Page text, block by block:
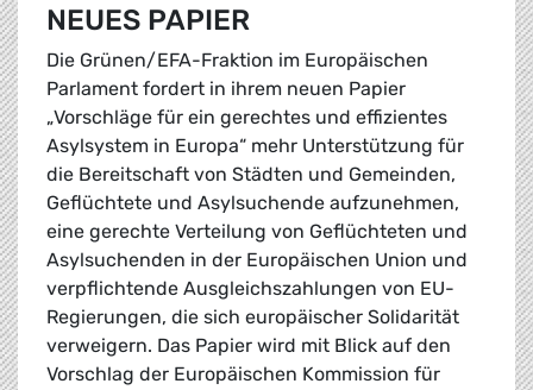
NEUES PAPIER
Die Grünen/EFA-Fraktion im Europäischen
Parlament fordert in ihrem neuen Papier
„Vorschläge für ein gerechtes und effizientes
Asylsystem in Europa“ mehr Unterstützung für
die Bereitschaft von Städten und Gemeinden,
Geflüchtete und Asylsuchende aufzunehmen,
eine gerechte Verteilung von Geflüchteten und
Asylsuchenden in der Europäischen Union und
verpflichtende Ausgleichszahlungen von EU-
Regierungen, die sich europäischer Solidarität
verweigern. Das Papier wird mit Blick auf den
Vorschlag der Europäischen Kommission für